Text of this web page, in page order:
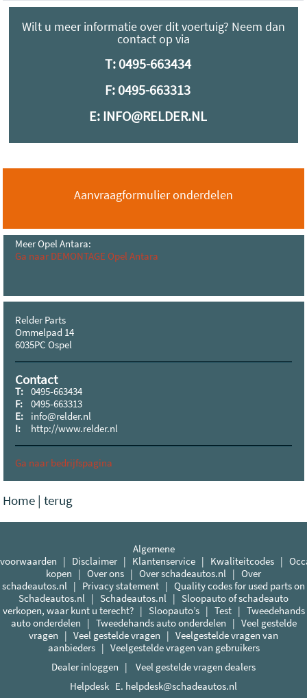
Wilt u meer informatie over dit voertuig? Neem dan
contact op via
T: 0495-663434
F: 0495-663313
E: INFO@RELDER.NL
Aanvraagformulier onderdelen
Meer Opel Antara:
Ga naar DEMONTAGE Opel Antara
Relder Parts
Ommelpad 14
6035PC Ospel
Contact
T: 0495-663434
F:
0495-663313
E:
info@relder.nl
I:
http://www.relder.nl
Ga naar bedrijfspagina
Home |terug
Algemene
voorwaarden | Disclaimer| Klantenservice | Kwaliteitcodes |
kopen | Over ons | Over schadeautos.nl | Over
schadeautos.nl | Privacy statement | Quality codes for used parts on
Schadeautos.nl | Schadeautos.nl | Sloopauto of schadeauto
verkopen, waar kunt u terecht?| Sloopauto’s| Test| Tweedehands
auto onderdelen | Tweedehands auto onderdelen | Veel gestelde
vragen | Veel gestelde vragen | Veelgestelde vragen van
aanbieders| Veelgestelde vragen van gebruikers
Dealer inloggen | Veel gestelde vragen dealers
Helpdesk E. helpdesk@schadeautos.nl